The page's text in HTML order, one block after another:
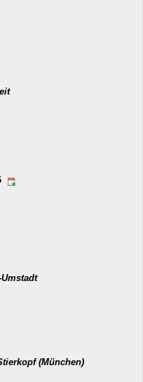
(München)